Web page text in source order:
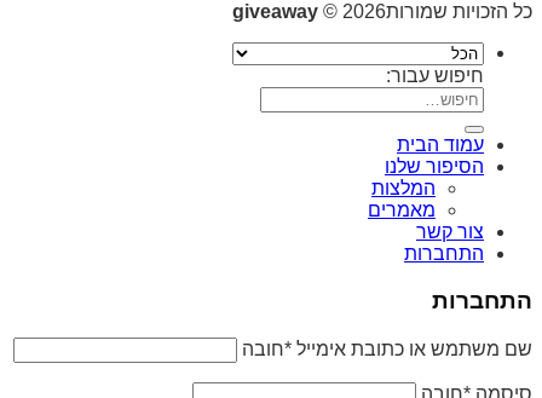
כל הזכויות שמורות2026 © giveaway
חיפוש עבור:
עמוד הבית
הסיפור שלנו
המלצות
מאמרים
צור קשר
התחברות
התחברות
שם משתמש או כתובת אימייל *חובה
סיסמה *חובה